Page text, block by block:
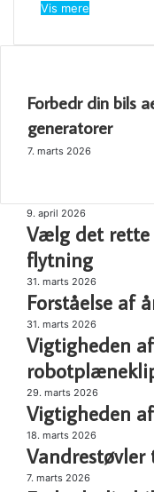
Vis mere
Close
Forbedr din bils
generatorer
7. marts 2026
Vælg
det
rette
flyttefirma
til
din
næste
flytning
9. april 2026
Vælg det
flytning
Forståelse
af
åndedrætstræning
31. marts 2026
Forståelse af
Vigtigheden
af
garage
til
robotplæneklipper
31. marts 2026
Vigtigheden
Vigtigheden
af
at
sige
ja
29. marts 2026
Vigtigheden
Vandrestøvler
til
dit
18. marts 2026
Forbedr
7. marts 2026